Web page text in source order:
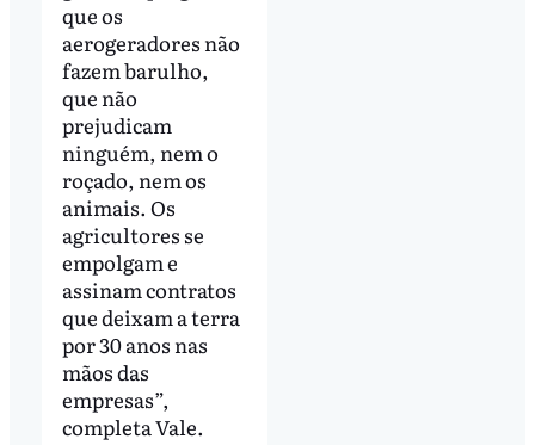
que os
aerogeradores não
fazem barulho,
que não
prejudicam
ninguém, nem o
roçado, nem os
animais. Os
agricultores se
empolgam e
assinam contratos
que deixam a terra
por 30 anos nas
mãos das
empresas”,
completa Vale.